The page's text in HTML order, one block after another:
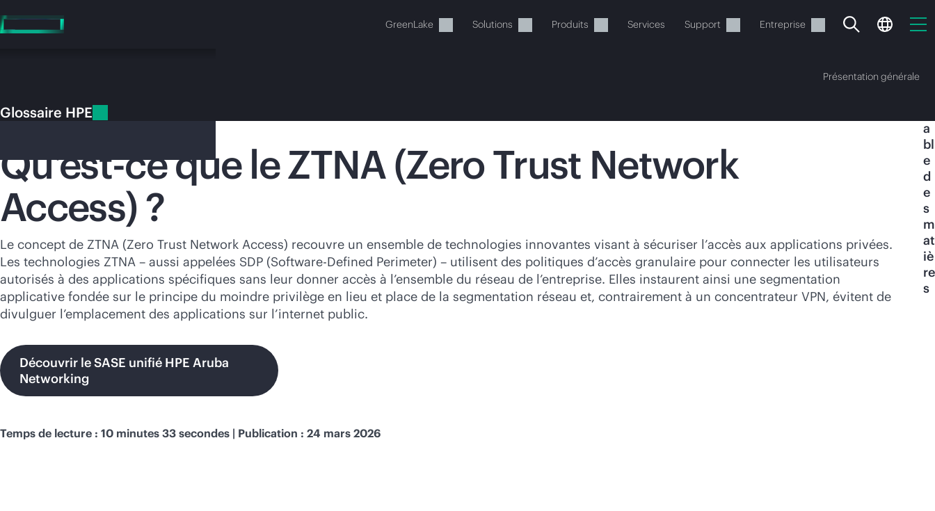
au
contenu
GreenLake Solutions Produits Services Support Entreprise
Acheter maintenant
Présentation générale
Glossaire HPE
Qu’est-ce que le ZTNA (Zero Trust Network
Access) ?
Le concept de ZTNA (Zero Trust Network Access) recouvre un ensemble de technologies innovantes visant à sécuriser l’accès aux applications privées.
Les technologies ZTNA – aussi appelées SDP (Software-Defined Perimeter) – utilisent des politiques d’accès granulaire pour connecter les utilisateurs
autorisés à des applications spécifiques sans leur donner accès à l’ensemble du réseau de l’entreprise. Elles instaurent ainsi une segmentation
applicative fondée sur le principe du moindre privilège en lieu et place de la segmentation réseau et, contrairement à un concentrateur VPN, évitent de
divulguer l’emplacement des applications sur l’internet public.
Découvrir le SASE unifié HPE Aruba
Networking
a
bl
e
d
e
s
m
at
iè
re
s
Temps de lecture : 10 minutes 33 secondes | Publication : 24 mars 2026